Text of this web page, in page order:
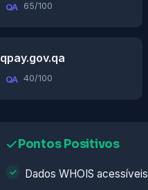
QA 65/100
qpay.gov.qa
QA 40/100
Pontos Positivos
Dados WHOIS acessíveis